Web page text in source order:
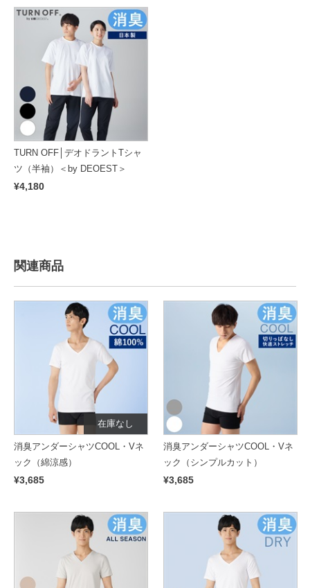
TURN OFF│デオドラントTシャ
ツ（半袖）＜by DEOEST＞
¥4,180
関連商品
在庫なし
消臭アンダーシャツCOOL・Vネ
ック（綿涼感）
¥3,685
消臭アンダーシャツCOOL・Vネ
ック（シンプルカット）
¥3,685